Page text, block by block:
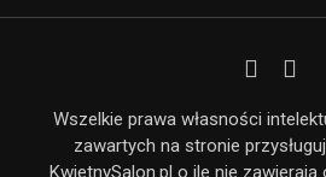
Wszelkie prawa własności
zawartych na stronie
KwietnySalon.pl o ile nie zawierają